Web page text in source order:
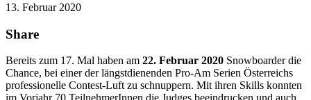
13. Februar 2020
Share
Bereits zum 17. Mal haben am 22. Februar 2020 Snowboarder die
Chance, bei einer der längstdienenden Pro-Am Serien Österreichs
professionelle Contest-Luft zu schnuppern. Mit ihren Skills konnten